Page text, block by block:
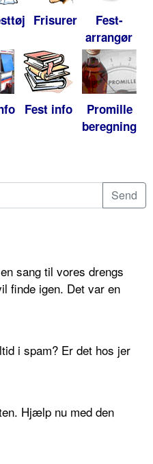
Frisurer
Fest-
arrangør
Fest info
Promille
beregning
sang til vores drengs
finde igen. Det var en
i spam? Er det hos jer
Hjælp nu med den